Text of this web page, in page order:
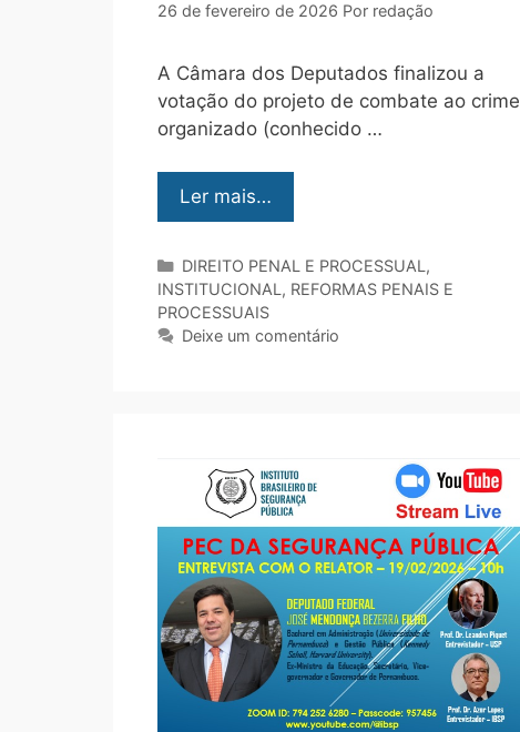
26 de fevereiro de 2026 Por redação
A Câmara dos Deputados finalizou a
votação do projeto de combate ao crime
organizado (conhecido …
Ler mais…
DIREITO PENAL E PROCESSUAL ,
INSTITUCIONAL , REFORMAS PENAIS E
PROCESSUAIS
Deixe um comentário